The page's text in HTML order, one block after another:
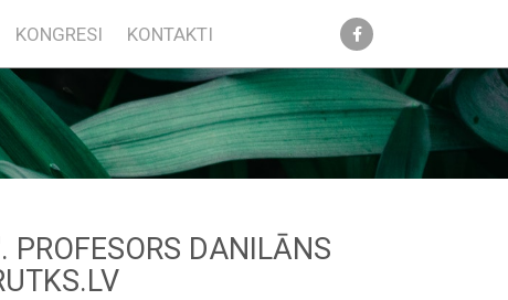
KONGRESI KONTAKTI
DANILĀNS